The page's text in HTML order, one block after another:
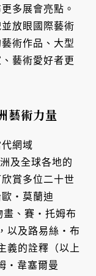
多展會亮點。
放眼國際藝術
術作品、大型
藝術愛好者更
藝術力量
網域
及全球各地的
賞多位二十世
・莫蘭迪
畫、賽・托姆布
以及路易絲・布
義的詮釋（以上
・韋塞爾曼